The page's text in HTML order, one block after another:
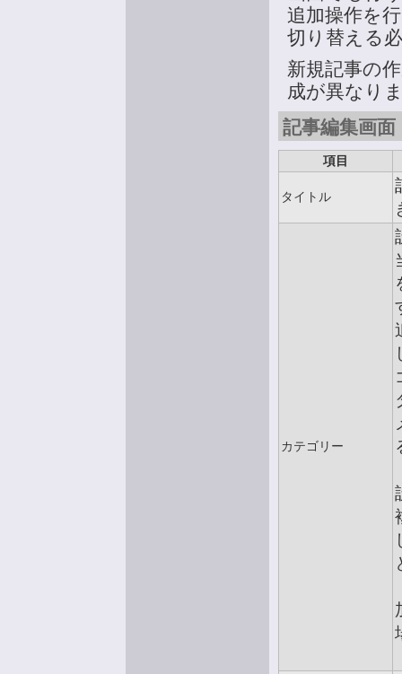
追加操作を
切り替える
新規記事の
成が異なり
記事編集画面
項目
タイトル
カテゴリー